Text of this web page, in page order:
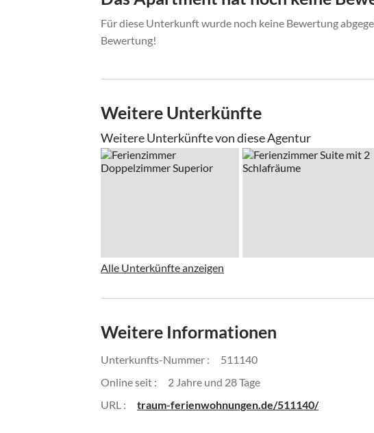
Für diese Unterkunft wurde noch keine Bewertung
Bewertung!
Weitere Unterkünfte
Weitere Unterkünfte von diese Agentur
Alle Unterkünfte anzeigen
Weitere Informationen
Unterkunfts-Nummer :
511140
Online seit :
2 Jahre und 28 Tage
URL :
traum-ferienwohnungen.de/511140/